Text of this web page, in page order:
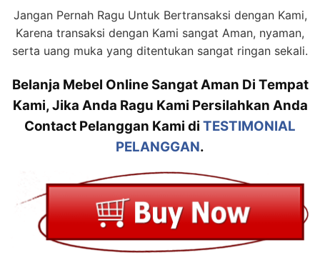
Jangan Pernah Ragu Untuk Bertransaksi dengan Kami,
Karena transaksi dengan Kami sangat Aman, nyaman,
serta uang muka yang ditentukan sangat ringan sekali.
Belanja Mebel Online Sangat Aman Di Tempat
Kami, Jika Anda Ragu Kami Persilahkan Anda
Contact Pelanggan Kami di TESTIMONIAL
PELANGGAN.